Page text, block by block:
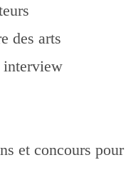
des arts
interview
et concours pour